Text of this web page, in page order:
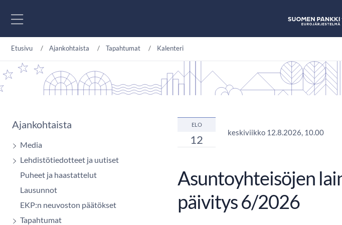
Etusivu Ajankohtaista Tapahtumat Kalenteri
Ajankohtaista
Media
Lehdistötiedotteet ja uutiset
Puheet ja haastattelut
Lausunnot
EKP:n neuvoston päätökset
Tapahtumat
ELO
12
keskiviikko 12.8.2026, 10.00
Asuntoyhteisöjen
päivitys 6/2026